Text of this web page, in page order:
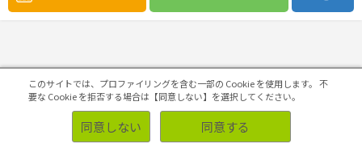
ソリューション
このサイトでは、プロファイリングを含む一部の Cookie を使用します。 不
要な Cookie を拒否する場合は【同意しない】を選択してください。
同意しない 同意する